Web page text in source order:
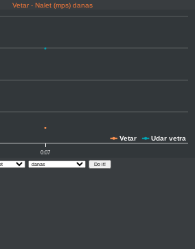
Vetar - Nalet (mps) danas